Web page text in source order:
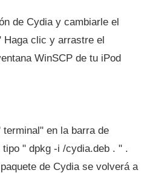
de Cydia y cambiarle el
Haga clic y arrastre el
WinSCP de tu iPod
en la barra de
" dpkg -i /cydia.deb . " .
de Cydia se volverá a